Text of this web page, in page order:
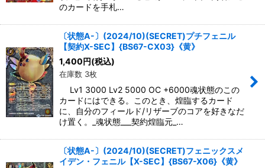
のカードを手札…
〔状態A-〕(2024/10)(SECRET)プチフェニル
【契約X-SEC】{BS67-CX03}《黄》
1,400 円(税込)
在庫数 3枚
Lv1 3000 Lv2 5000 OC +6000魂状態のこの
カードにはできる。このとき、煌臨するカード
に、自分のフィールド/リザーブのコアを好きなだ
け置く。_魂状態___契約煌臨元_…
〔状態A-〕(2024/10)(SECRET)フェニックスメ
イデン・フェニル【X-SEC】{BS67-X06}《黄》